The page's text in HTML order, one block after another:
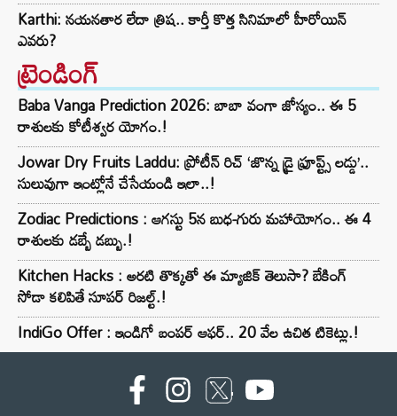
Karthi: నయనతార లేదా త్రిష.. కార్తీ కొత్త సినిమాలో హీరోయిన్
ఎవరు?
ట్రెండింగ్‌
Baba Vanga Prediction 2026: బాబా వంగా జోస్యం.. ఈ 5
రాశులకు కోటీశ్వర యోగం.!
Jowar Dry Fruits Laddu: ప్రోటీన్ రిచ్ ‘జొన్న డ్రై ఫ్రూప్ట్స్ లడ్డు’..
సులువుగా ఇంట్లోనే చేసేయండి ఇలా..!
Zodiac Predictions : ఆగస్టు 5న బుధ-గురు మహాయోగం.. ఈ 4
రాశులకు డబ్బే డబ్బు.!
Kitchen Hacks : అరటి తొక్కతో ఈ మ్యాజిక్ తెలుసా? బేకింగ్
సోడా కలిపితే సూపర్ రిజల్ట్.!
IndiGo Offer : ఇండిగో బంపర్ ఆఫర్.. 20 వేల ఉచిత టికెట్లు.!